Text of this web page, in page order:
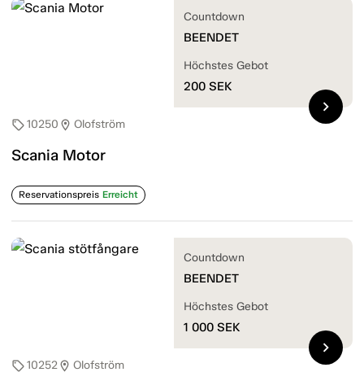
sell10250 location_on Olofström
Scania Motor
Reservationspreis Erreicht
Countdown
BEENDET
Höchstes Gebot
200 SEK
chevron_right
sell10252location_on Olofström
Countdown
BEENDET
Höchstes Gebot
1 000 SEK
chevron_right